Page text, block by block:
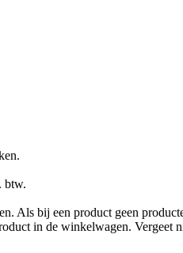
btw.
Als bij een product geen
in de winkelwagen. Vergeet